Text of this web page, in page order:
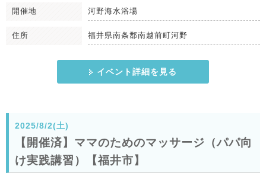
開催地 河野海水浴場
住所 福井県南条郡南越前町河野
イベント詳細を見る
2025/8/2(土)
【開催済】ママのためのマッサージ（パパ向
け実践講習）【福井市】